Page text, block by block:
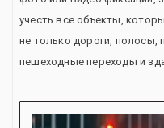
учесть все объекты,
не только дороги, полосы,
пешеходные переходы и